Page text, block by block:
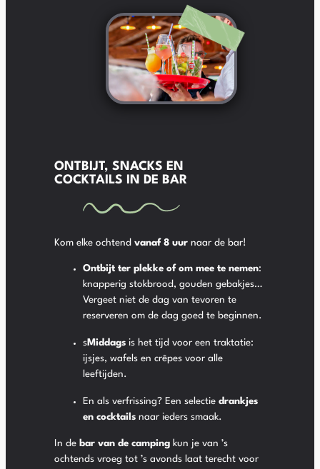
ONTBIJT, SNACKS EN
COCKTAILS IN DE BAR
Kom elke ochtend vanaf 8 uurnaar de bar!
Ontbijt ter plekke of om mee te nemen:
knapperig stokbrood, gouden gebakjes…
Vergeet niet de dag van tevoren te
reserveren om de dag goed te beginnen.
sMiddagsis het tijd voor een traktatie:
ijsjes, wafels en crêpes voor alle
leeftijden.
En als verfrissing? Een selectie drankjes
en cocktailsnaar ieders smaak.
In de bar van de campingkun je van ’s
ochtends vroeg tot ’s avonds laat terecht voor